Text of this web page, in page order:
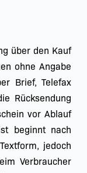
über den Kauf
ohne Angabe
Brief, Telefax
Rücksendung
vor Ablauf
beginnt nach
jedoch
Verbraucher